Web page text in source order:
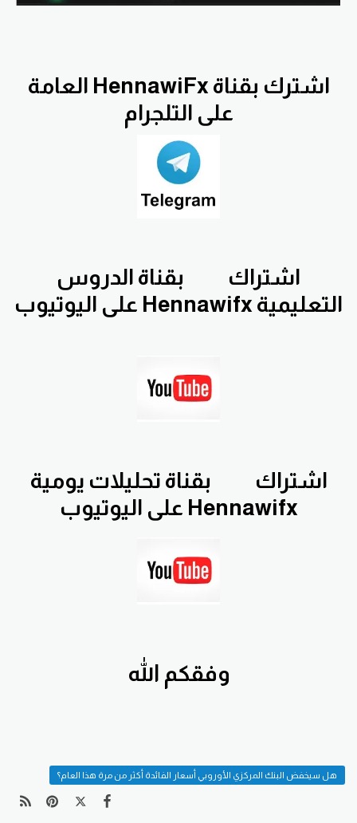
اشترك بقناة HennawiFx العامة
على التلجرام
اشتراك
بقناة الدروس
التعليمية Hennawifx على اليوتيوب
اشتراك
بقناة تحليلات يومية
Hennawifx على اليوتيوب
وفقكم الله
هل سيخفض البنك المركزي الأوروبي أسعار الفائدة أكثر من مرة هذا العام؟